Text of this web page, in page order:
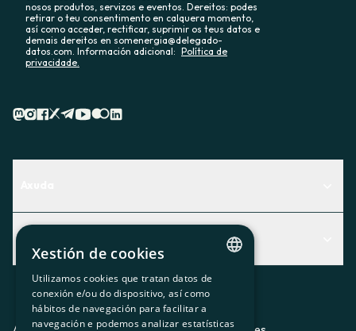
nosos produtos, servizos e eventos. Dereitos: podes
retirar o teu consentimento en calquera momento,
así como acceder, rectificar, suprimir os teus datos e
demais dereitos en somenergia@delegado-
datos.com. Información adicional: Política de
privacidade.
Descubre qué servicio te encaja mejor
Contacto
Actualidad
O recuncho da socia
Prensa
CATALAN
SPANISH
Xestión de cookies
Utilizamos cookies que tratan datos de
conexión e/ou do dispositivo, así como
hábitos de navegación para facilitar a
navegación e podemos analizar estatísticas